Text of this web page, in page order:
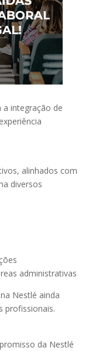
integração de
alinhados com
diversos
administrativas
Nestlé ainda
profissionais.
da Nestlé